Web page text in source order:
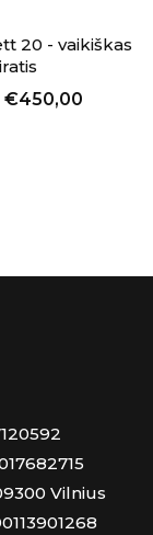
20 - vaikiškas
€450,00
Vilnius